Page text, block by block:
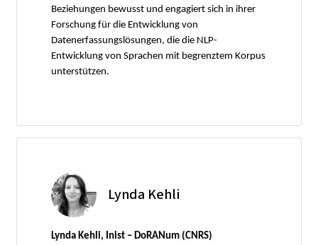
Beziehungen bewusst und engagiert sich in ihrer
Forschung für die Entwicklung von
Datenerfassungslösungen, die die NLP-
Entwicklung von Sprachen mit begrenztem Korpus
unterstützen.
Lynda Kehli
Lynda Kehli, Inist – DoRANum (CNRS)